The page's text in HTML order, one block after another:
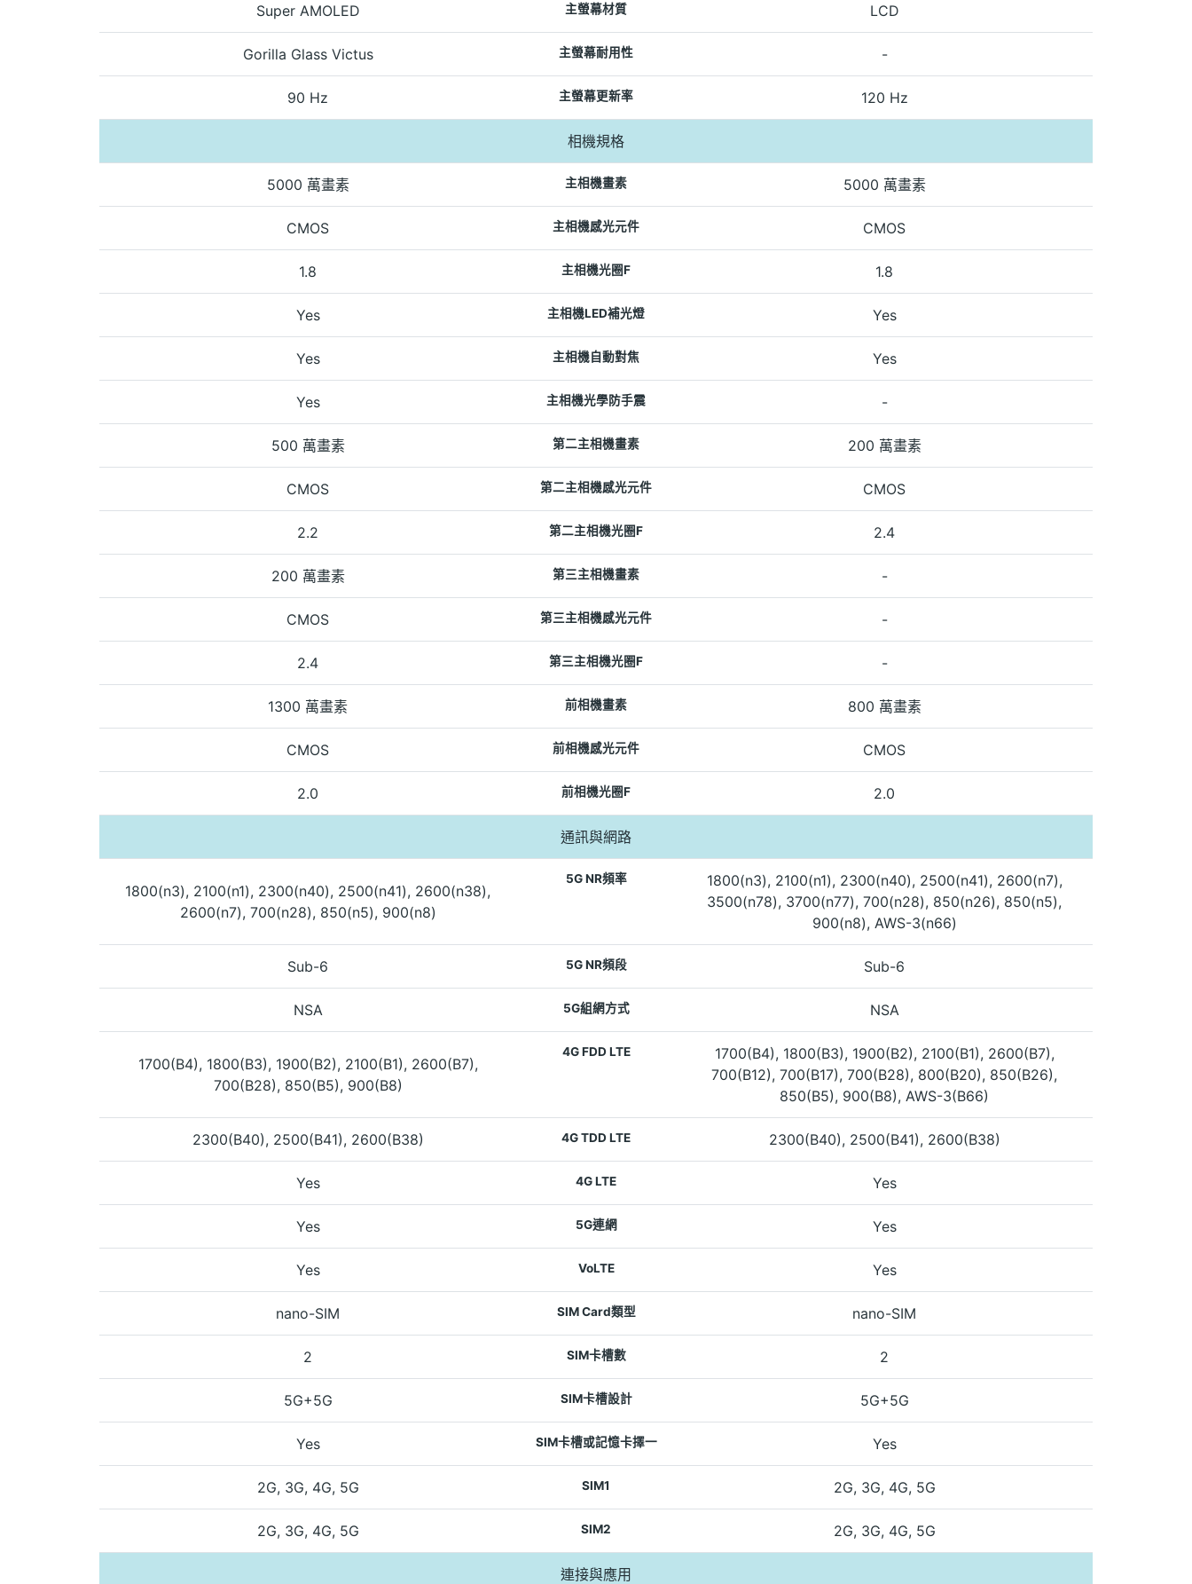
Super AMOLED 主螢幕材質 LCD
Gorilla Glass Victus 主螢幕耐用性 -
90 Hz 主螢幕更新率 120 Hz
相機規格
5000 萬畫素 主相機畫素 5000 萬畫素
CMOS 主相機感光元件 CMOS
1.8 主相機光圈F 1.8
Yes 主相機LED補光燈 Yes
Yes 主相機自動對焦 Yes
Yes 主相機光學防手震 -
500 萬畫素 第二主相機畫素 200 萬畫素
CMOS 第二主相機感光元件 CMOS
2.2 第二主相機光圈F 2.4
200 萬畫素 第三主相機畫素 -
CMOS 第三主相機感光元件 -
2.4 第三主相機光圈F -
1300 萬畫素 前相機畫素 800 萬畫素
CMOS 前相機感光元件 CMOS
2.0 前相機光圈F 2.0
通訊與網路
1800(n3), 2100(n1), 2300(n40), 2500(n41), 2600(n38),
2600(n7), 700(n28), 850(n5), 900(n8)
5G NR頻率
1800(n3), 2100(n1), 2300(n40), 2500(n41), 2600(n7),
3500(n78), 3700(n77), 700(n28), 850(n26), 850(n5),
900(n8), AWS-3(n66)
Sub-6 5G NR頻段 Sub-6
NSA 5G組網方式 NSA
1700(B4), 1800(B3), 1900(B2), 2100(B1), 2600(B7),
700(B28), 850(B5), 900(B8)
4G FDD LTE
1700(B4), 1800(B3), 1900(B2), 2100(B1), 2600(B7),
700(B12), 700(B17), 700(B28), 800(B20), 850(B26),
850(B5), 900(B8), AWS-3(B66)
2300(B40), 2500(B41), 2600(B38) 4G TDD LTE 2300(B40), 2500(B41), 2600(B38)
Yes 4G LTE Yes
Yes 5G連網 Yes
Yes VoLTE Yes
nano-SIM SIM Card類型 nano-SIM
2 SIM卡槽數 2
5G+5G SIM卡槽設計 5G+5G
Yes SIM卡槽或記憶卡擇一 Yes
2G, 3G, 4G, 5G SIM1 2G, 3G, 4G, 5G
2G, 3G, 4G, 5G SIM2 2G, 3G, 4G, 5G
連接與應用